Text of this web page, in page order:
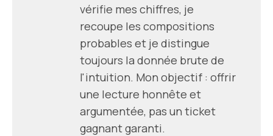
vérifie mes chiffres, je
recoupe les compositions
probables et je distingue
toujours la donnée brute de
l'intuition. Mon objectif : offrir
une lecture honnête et
argumentée, pas un ticket
gagnant garanti.